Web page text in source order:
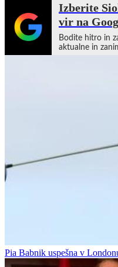
Izberite
vir na
Bodite hitro in
aktualne in
Pia Babnik uspešna v